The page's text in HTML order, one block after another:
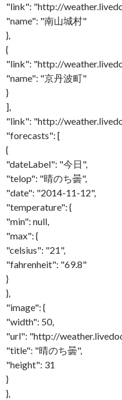
"link": "http://
"name": "南山城村"
},
{
"link": "http://
"name": "京丹波町"
}
],
"link": "http://
"forecasts": [
{
"dateLabel": "今日",
"telop": "晴のち曇",
"date": "2014-11-12",
"temperature": {
"min": null,
"max": {
"celsius": "21",
"fahrenheit": "69.8"
}
},
"image": {
"width": 50,
"url": "http://
"title": "晴のち曇",
"height": 31
}
},